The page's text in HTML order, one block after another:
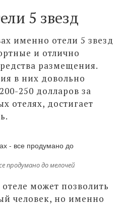
5 звезд
именно отели 5 звезд
и отлично
размещения.
в них довольно
250 долларов за
отелях, достигает
продумано до мелочей
может позволить
человек, но именно